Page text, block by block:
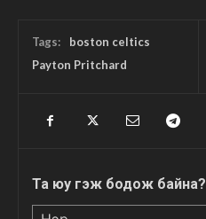
Tags:
boston celtics
Payton Pritchard
Та юу гэж бодож байна?